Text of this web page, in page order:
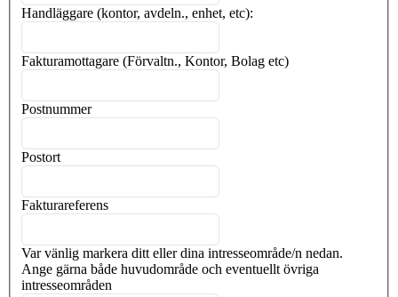
Handläggare (kontor, avdeln., enhet, etc):
Fakturamottagare (Förvaltn., Kontor, Bolag etc)
Postnummer
Postort
Fakturareferens
Var vänlig markera ditt eller dina intresseområde/n nedan.
Ange gärna både huvudområde och eventuellt övriga
intresseområden